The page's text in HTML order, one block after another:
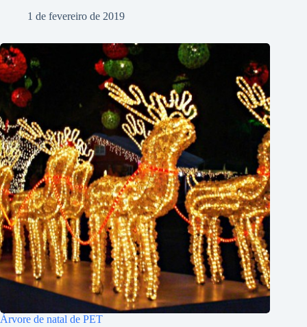
1 de fevereiro de 2019
Árvore de natal de PET